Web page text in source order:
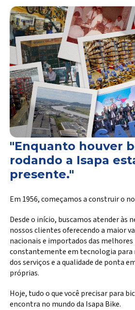
"Enquanto houver
rodando a Isapa
presente."
Em 1956, começamos a construir o
Desde o início, buscamos atender às
nossos clientes oferecendo a maior
nacionais e importados das
constantemente em tecnologia
dos serviços e a qualidade de ponta
próprias.
Hoje, tudo o que você precisar para
encontra no mundo da Isapa Bike.